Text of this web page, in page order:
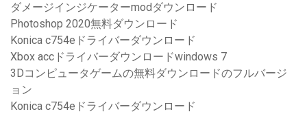
ダメージインジケーターmodダウンロード
Photoshop 2020無料ダウンロード
Konica c754eドライバーダウンロード
Xbox accドライバーダウンロードwindows 7
3Dコンピュータゲームの無料ダウンロードのフルバージ
ョン
Konica c754eドライバーダウンロード